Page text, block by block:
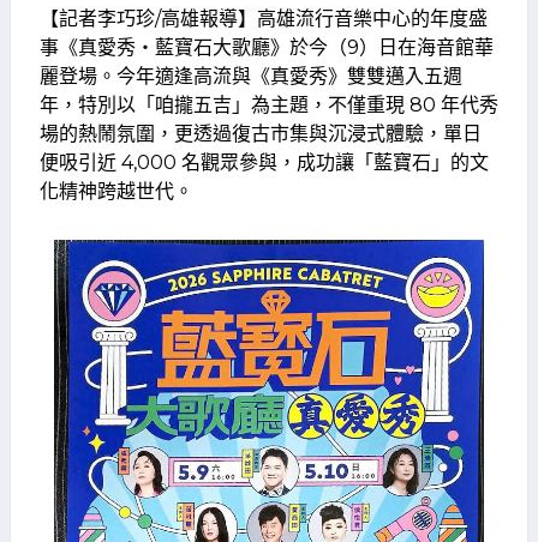
【記者李巧珍/高雄報導】高雄流行音樂中心的年度盛
事《真愛秀・藍寶石大歌廳》於今（9）日在海音館華
麗登場。今年適逢高流與《真愛秀》雙雙邁入五週
年，特別以「咱攏五吉」為主題，不僅重現 80 年代秀
場的熱鬧氛圍，更透過復古市集與沉浸式體驗，單日
便吸引近 4,000 名觀眾參與，成功讓「藍寶石」的文
化精神跨越世代。